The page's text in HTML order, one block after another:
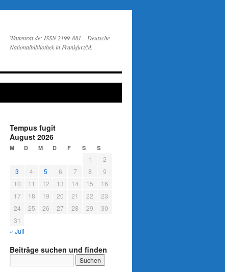
Wattenrat.de: ISSN 2199-881 – Deutsche
Nationalbibliothek in Frankfurt/M.
Tempus fugit
August 2026
M D M D F S S
1
2
3
4 5 6 7 8
9
10
11 12 13 14 15
16
17
18 19 20 21 22
23
24
25 26 27 28 29
30
31
« Juli
Beiträge suchen und finden